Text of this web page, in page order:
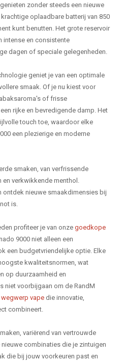
zonder steeds een nieuwe
oplaadbare batterij van 850
kunt benutten. Het grote reservoir
intense en consistente
dagen of speciale gelegenheden.
geniet je van een optimale
smaak. Of je nu kiest voor
of frisse
rijke en bevredigende damp. Het
touch toe, waardoor elke
een plezierige en moderne
smaken, van verfrissende
verkwikkende menthol.
ontdek nieuwe smaakdimensies bij
is.
profiteer je van onze goedkope
9000 niet alleen een
een budgetvriendelijke optie. Elke
kwaliteitsnormen, wat
op duurzaamheid en
niet voorbijgaan om de RandM
wegwerp vape die innovatie,
combineert.
variërend van vertrouwde
combinaties die je zintuigen
die bij jouw voorkeuren past en